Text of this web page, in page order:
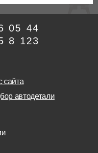
05 44
8 123
сайта
автодетали